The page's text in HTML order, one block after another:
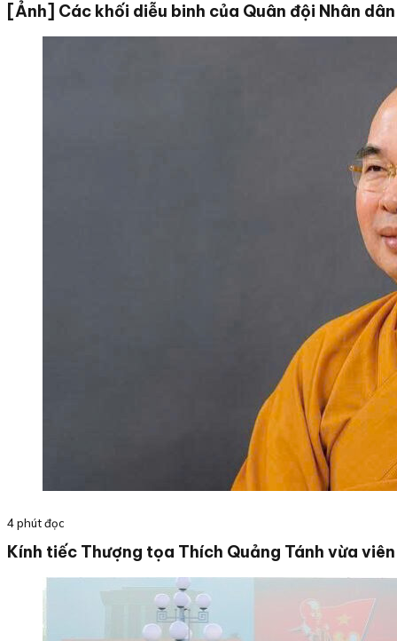
[Ảnh] Các khối diễu binh của Quân đội Nhân
4 phút đọc
Kính tiếc Thượng tọa Thích Quảng Tánh vừa